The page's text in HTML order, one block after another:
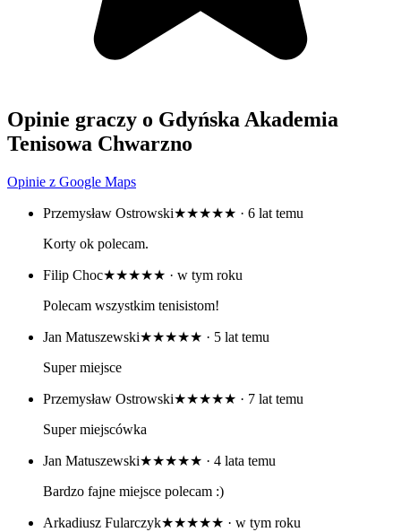
Opinie graczy o Gdyńska Akademia
Tenisowa Chwarzno
Opinie z Google Maps
Przemysław Ostrowski★★★★★ · 6 lat temu
Korty ok polecam.
Filip Choc★★★★★ · w tym roku
Polecam wszystkim tenisistom!
Jan Matuszewski★★★★★ · 5 lat temu
Super miejsce
Przemysław Ostrowski★★★★★ · 7 lat temu
Super miejscówka
Jan Matuszewski★★★★★ · 4 lata temu
Bardzo fajne miejsce polecam :)
Arkadiusz Fularczyk★★★★★ · w tym roku